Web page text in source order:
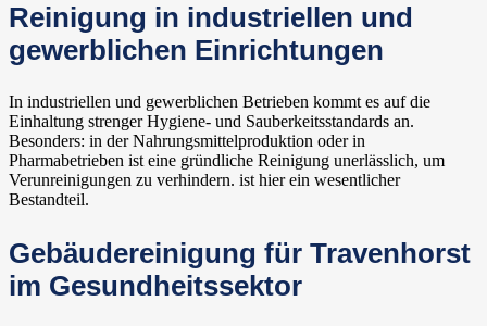
Reinigung in industriellen und
gewerblichen Einrichtungen
In industriellen und gewerblichen Betrieben kommt es auf die
Einhaltung strenger Hygiene- und Sauberkeitsstandards an.
Besonders: in der Nahrungsmittelproduktion oder in
Pharmabetrieben ist eine gründliche Reinigung unerlässlich, um
Verunreinigungen zu verhindern. ist hier ein wesentlicher
Bestandteil.
Gebäudereinigung für Travenhorst
im Gesundheitssektor